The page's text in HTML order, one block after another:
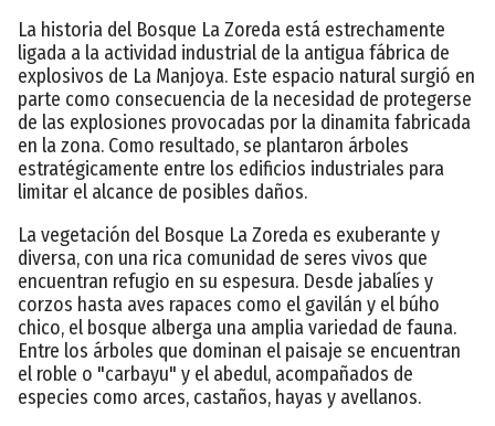
La historia del Bosque La Zoreda está estrechamente
ligada a la actividad industrial de la antigua fábrica de
explosivos de La Manjoya. Este espacio natural surgió en
parte como consecuencia de la necesidad de protegerse
de las explosiones provocadas por la dinamita fabricada
en la zona. Como resultado, se plantaron árboles
estratégicamente entre los edificios industriales para
limitar el alcance de posibles daños.
La vegetación del Bosque La Zoreda es exuberante y
diversa, con una rica comunidad de seres vivos que
encuentran refugio en su espesura. Desde jabalíes y
corzos hasta aves rapaces como el gavilán y el búho
chico, el bosque alberga una amplia variedad de fauna.
Entre los árboles que dominan el paisaje se encuentran
el roble o "carbayu" y el abedul, acompañados de
especies como arces, castaños, hayas y avellanos.